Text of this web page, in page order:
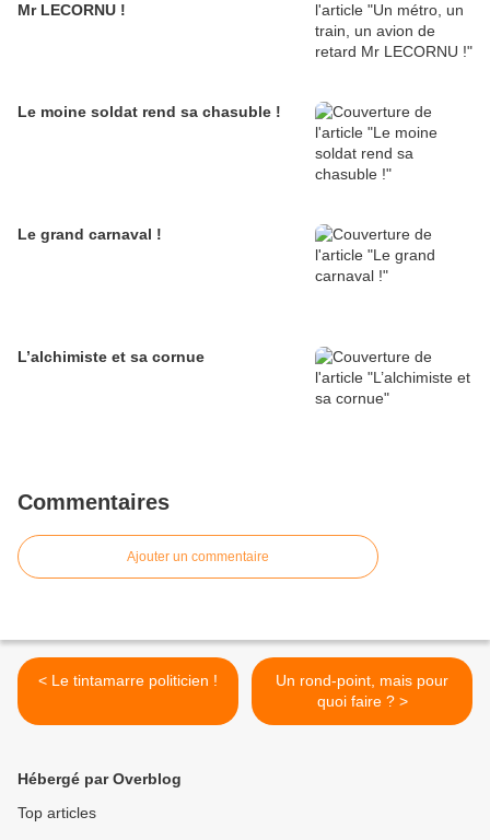
Mr LECORNU !
Le moine soldat rend sa chasuble !
Le grand carnaval !
L’alchimiste et sa cornue
Commentaires
Ajouter un commentaire
< Le tintamarre politicien !
Un rond-point, mais pour
quoi faire ? >
Hébergé par Overblog
Top articles